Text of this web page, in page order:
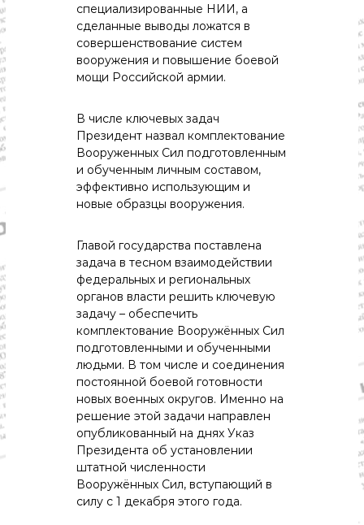
и
т
и
к
а
к
о
н
м
и
к
к
у
л
ь
т
у
р
а
,
с
п
о
т
специализированные НИИ, а
сделанные выводы ложатся в
совершенствование систем
вооружения и повышение боевой
мощи Российской армии.
В числе ключевых задач
Президент назвал комплектование
Вооруженных Сил подготовленным
и обученным личным составом,
эффективно использующим и
новые образцы вооружения.
Главой государства поставлена
задача в тесном взаимодействии
федеральных и региональных
органов власти решить ключевую
задачу – обеспечить
комплектование Вооружённых Сил
подготовленными и обученными
людьми. В том числе и соединения
постоянной боевой готовности
новых военных округов. Именно на
решение этой задачи направлен
опубликованный на днях Указ
Президента об установлении
штатной численности
Вооружённых Сил, вступающий в
силу с 1 декабря этого года.